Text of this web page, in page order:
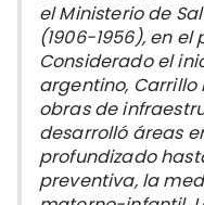
el Ministerio de
(1906-1956), en
Considerado el
argentino, Carrillo
obras de
desarrolló áreas
profundizado
preventiva, la